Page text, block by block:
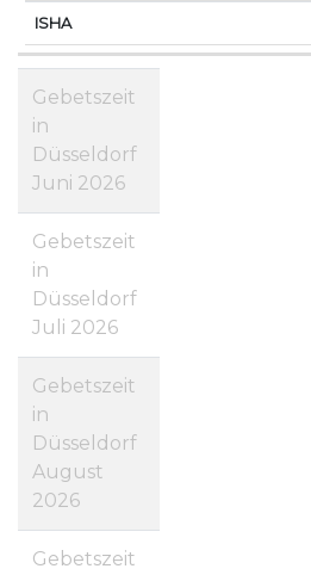
Gebetszeit
in
Düsseldorf
Juni 2026
Gebetszeit
in
Düsseldorf
Juli 2026
Gebetszeit
in
Düsseldorf
August
2026
Gebetszeit